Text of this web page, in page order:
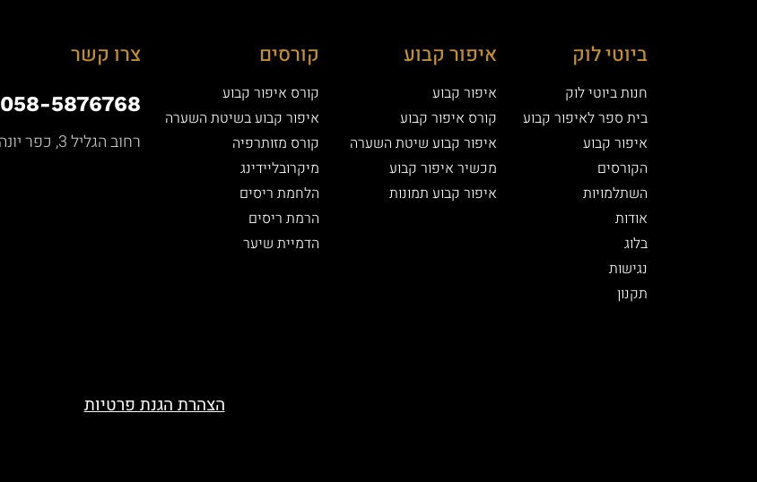
ביוטי לוק
חנות ביוטי לוק
בית ספר לאיפור קבוע
איפור קבוע
הקורסים
השתלמויות
אודות
בלוג
נגישות
תקנון
איפור קבוע
איפור קבוע
קורס איפור קבוע
איפור קבוע שיטת השערה
מכשיר איפור קבוע
איפור קבוע תמונות
קורסים
קורס איפור קבוע
איפור קבוע בשיטת השערה
קורס מזותרפיה
מיקרובליידינג
הלחמת ריסים
הרמת ריסים
הדמיית שיער
צרו קשר
058-5876768
רחוב הגליל 3, כפר יונה
הצהרת הגנת פרטיות